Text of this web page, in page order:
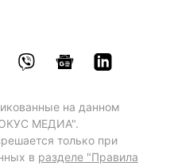
на данном
МЕДИА".
только при
в разделе "Правила